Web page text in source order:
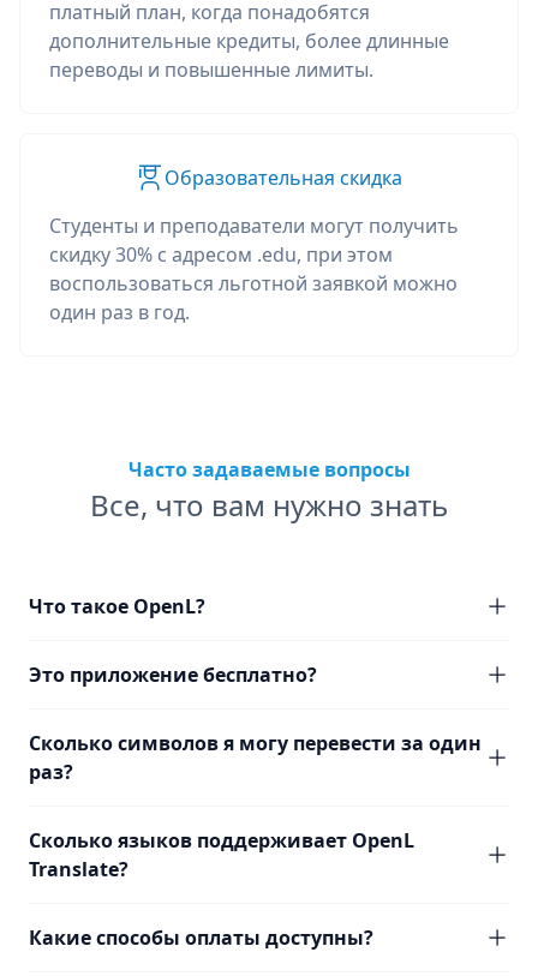
платный план, когда понадобятся
дополнительные кредиты, более длинные
переводы и повышенные лимиты.
Образовательная скидка
Студенты и преподаватели могут получить
скидку 30% с адресом .edu, при этом
воспользоваться льготной заявкой можно
один раз в год.
Часто задаваемые вопросы
Все, что вам нужно знать
Что такое OpenL?
Это приложение бесплатно?
Сколько символов я могу перевести за один
раз?
Сколько языков поддерживает OpenL
Translate?
Какие способы оплаты доступны?